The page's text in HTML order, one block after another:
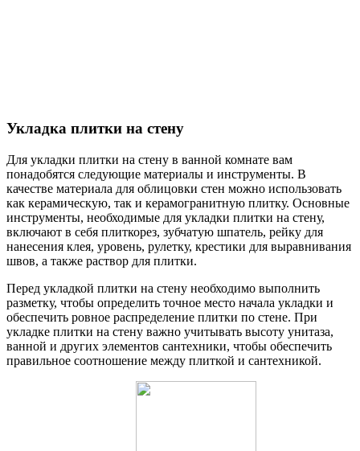
Укладка плитки на стену
Для укладки плитки на стену в ванной комнате вам
понадобятся следующие материалы и инструменты. В
качестве материала для облицовки стен можно использовать
как керамическую, так и керамогранитную плитку. Основные
инструменты, необходимые для укладки плитки на стену,
включают в себя плиткорез, зубчатую шпатель, рейку для
нанесения клея, уровень, рулетку, крестики для выравнивания
швов, а также раствор для плитки.
Перед укладкой плитки на стену необходимо выполнить
разметку, чтобы определить точное место начала укладки и
обеспечить ровное распределение плитки по стене. При
укладке плитки на стену важно учитывать высоту унитаза,
ванной и других элементов сантехники, чтобы обеспечить
правильное соотношение между плиткой и сантехникой.